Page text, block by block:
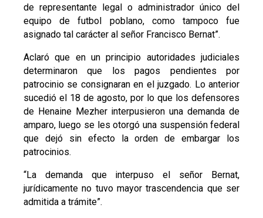
de representante legal o administrador único del
equipo de futbol poblano, como tampoco fue
asignado tal carácter al señor Francisco Bernat”.
Aclaró que en un principio autoridades judiciales
determinaron que los pagos pendientes por
patrocinio se consignaran en el juzgado. Lo anterior
sucedió el 18 de agosto, por lo que los defensores
de Henaine Mezher interpusieron una demanda de
amparo, luego se les otorgó una suspensión federal
que dejó sin efecto la orden de embargar los
patrocinios.
“La demanda que interpuso el señor Bernat,
jurídicamente no tuvo mayor trascendencia que ser
admitida a trámite”.